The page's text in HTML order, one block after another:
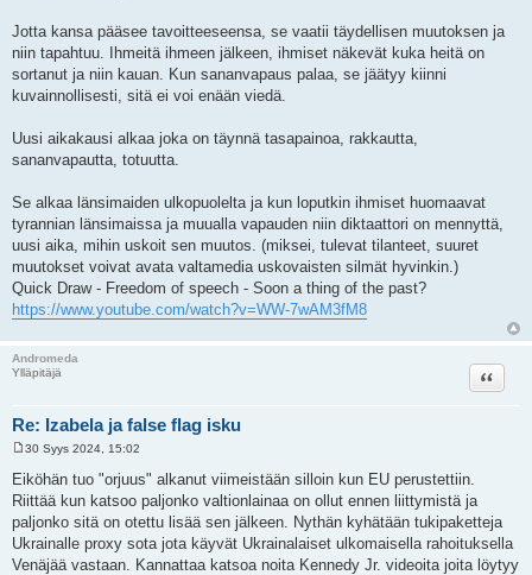
Jotta kansa pääsee tavoitteeseensa, se vaatii täydellisen muutoksen ja
niin tapahtuu. Ihmeitä ihmeen jälkeen, ihmiset näkevät kuka heitä on
sortanut ja niin kauan. Kun sananvapaus palaa, se jäätyy kiinni
kuvainnollisesti, sitä ei voi enään viedä.
Uusi aikakausi alkaa joka on täynnä tasapainoa, rakkautta,
sananvapautta, totuutta.
Se alkaa länsimaiden ulkopuolelta ja kun loputkin ihmiset huomaavat
tyrannian länsimaissa ja muualla vapauden niin diktaattori on mennyttä,
uusi aika, mihin uskoit sen muutos. (miksei, tulevat tilanteet, suuret
muutokset voivat avata valtamedia uskovaisten silmät hyvinkin.)
Quick Draw - Freedom of speech - Soon a thing of the past?
https://www.youtube.com/watch?v=WW-7wAM3fM8
Andromeda
Ylläpitäjä
Re: Izabela ja false flag isku
Lainaa
i
e
s
i
30 Syys 2024, 15:02
Eiköhän tuo "orjuus" alkanut viimeistään silloin kun EU perustettiin.
Riittää kun katsoo paljonko valtionlainaa on ollut ennen liittymistä ja
paljonko sitä on otettu lisää sen jälkeen. Nythän kyhätään tukipaketteja
Ukrainalle proxy sota jota käyvät Ukrainalaiset ulkomaisella rahoituksella
Venäjää vastaan. Kannattaa katsoa noita Kennedy Jr. videoita joita löytyy